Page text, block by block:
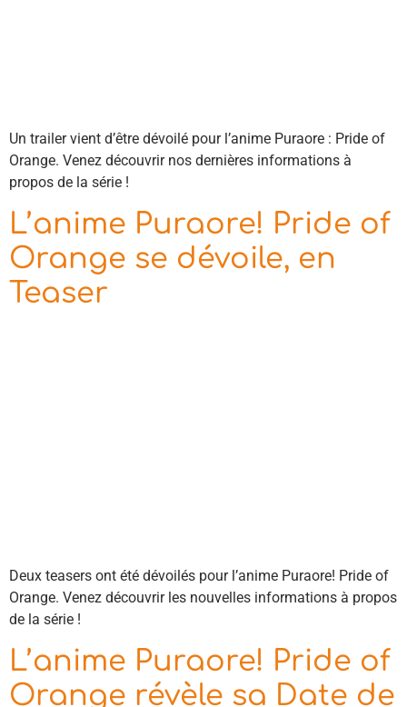
Un trailer vient d’être dévoilé pour l’anime Puraore : Pride of
Orange. Venez découvrir nos dernières informations à
propos de la série !
L’anime Puraore! Pride of
Orange se dévoile, en
Teaser
Deux teasers ont été dévoilés pour l’anime Puraore! Pride of
Orange. Venez découvrir les nouvelles informations à propos
de la série !
L’anime Puraore! Pride of
Orange révèle sa Date de